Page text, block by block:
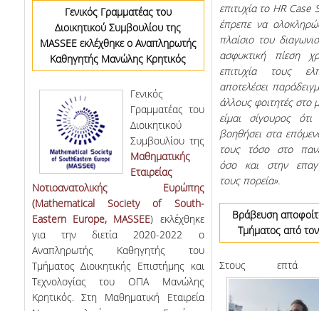
Γενικός Γραμματέας του
Διοικητικού Συμβουλίου της
MASSEE εκλέχθηκε ο Αναπληρωτής
Καθηγητής Μανώλης Κρητικός
Γενικός
Γραμματέας του
Διοικητικού
Συμβουλίου της
Μαθηματικής
Εταιρείας
Νοτιοανατολικής Ευρώπης
(Mathematical Society of South-
Eastern Europe, MASSEE) εκλέχθηκε
για την διετία 2020-2022 ο
Αναπληρωτής Καθηγητής του
Τμήματος Διοικητικής Επιστήμης και
Τεχνολογίας του ΟΠΑ Μανώλης
Κρητικός.Στη Μαθηματική Εταιρεία
επιτυχία το HR Case
έπρεπε να
πλαίσιο του
ασφυκτική πίεση
επιτυχία τους
αποτελέσει
άλλους φοιτητές στο
είμαι σίγουρος
βοηθήσει στα
τους τόσο στο
όσο και στην
τους πορεία».
Βράβευση
Τμήματος από
Στους